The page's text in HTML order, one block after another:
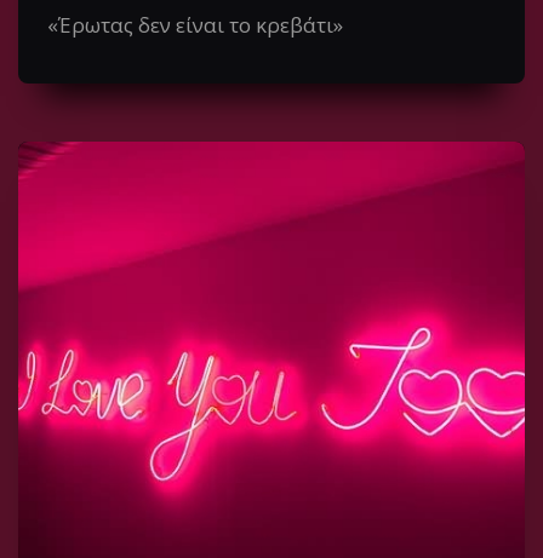
«Έρωτας δεν είναι το κρεβάτι»